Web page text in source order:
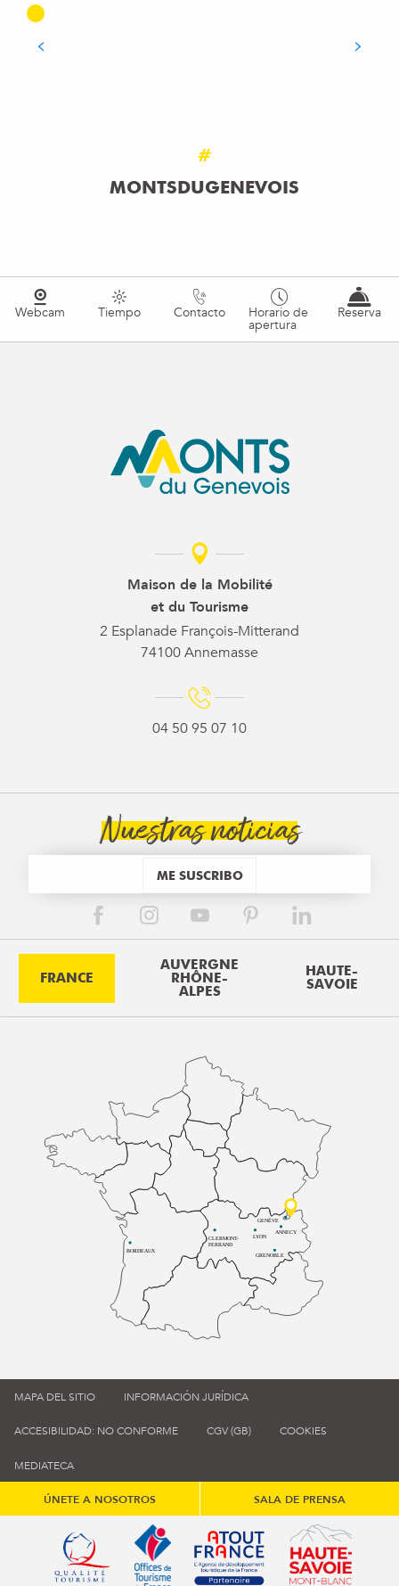
#
MONTSDUGENEVOIS
Webcam Tiempo Contacto Horario de
apertura
Reserva
Maison de la Mobilité
et du Tourisme
2 Esplanade François-Mitterand
74100 Annemasse
04 50 95 07 10
Nuestras noticias
ME SUSCRIBO
FRANCE
AUVERGNE
RHÔNE-
ALPES
HAUTE-
SAVOIE
BORDEAUX
CLERMONT-
FERRAND
LYON
ANNECY
GRENOBLE
GENÈVE
MAPA DEL SITIO INFORMACIÓN JURÍDICA
ACCESIBILIDAD: NO CONFORME CGV (GB) COOKIES
MEDIATECA
ÚNETE A NOSOTROS SALA DE PRENSA
Qualité tourisme (s'ouvre dans une nouvelle fenêtre)
Office de tourisme de France (s'ouvre
Atout France (s'ouvre dans